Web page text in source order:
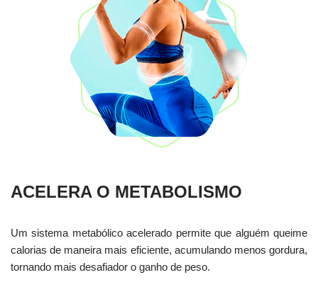
ACELERA O METABOLISMO
Um sistema metabólico acelerado permite que alguém queime
calorias de maneira mais eficiente, acumulando menos gordura,
tornando mais desafiador o ganho de peso.